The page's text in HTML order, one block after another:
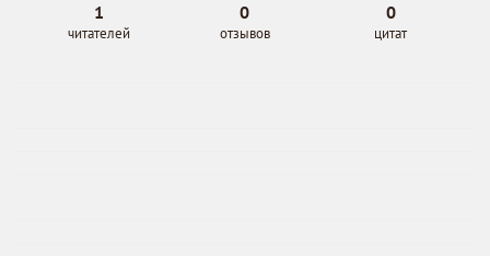
1
читателей
0
отзывов
0
цитат